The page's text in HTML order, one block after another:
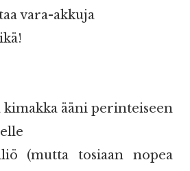
vara-akkuja
kimakka ääni perinteiseen
(mutta tosiaan nopea